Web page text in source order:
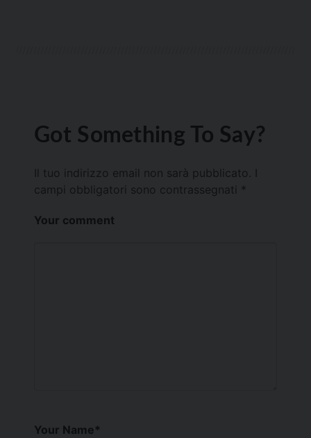
Got Something To Say?
Il tuo indirizzo email non sarà pubblicato.
campi obbligatori sono contrassegnati *
Your comment
Your Name*